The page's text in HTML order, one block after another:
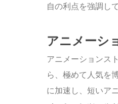
自の利点を強調し
アニメーシ
アニメーションス
ら、極めて人気を
に加速し、短いア